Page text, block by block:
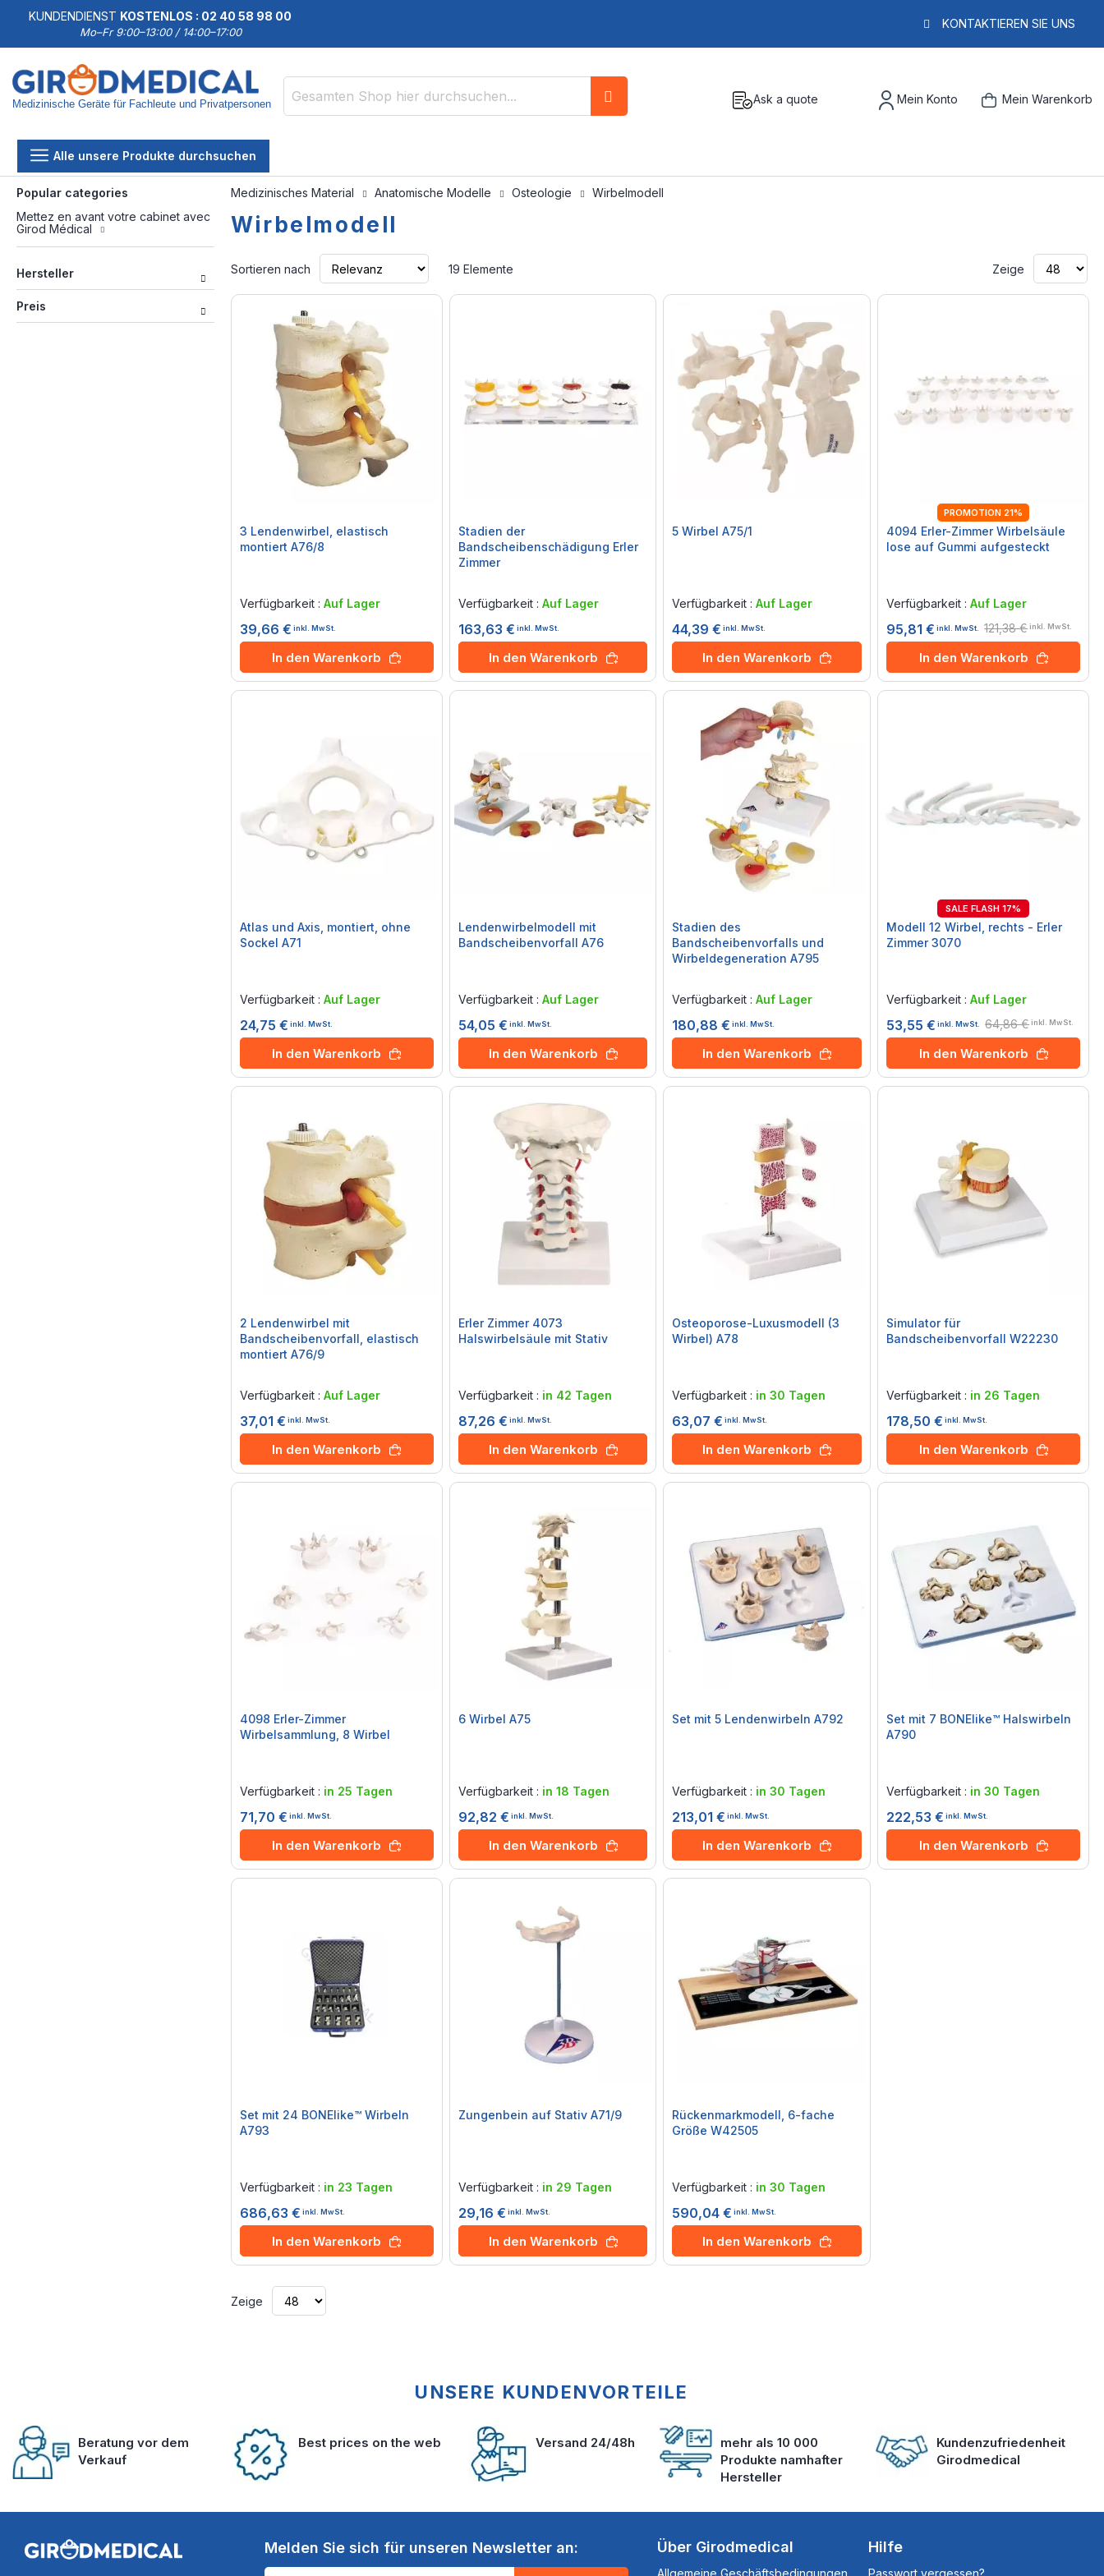
KUNDENDIENST KOSTENLOS : 02 40 58 98 00
Mo–Fr 9:00–13:00 / 14:00–17:00
KONTAKTIEREN SIE UNS
Medizinische Geräte für Fachleute und Privatpersonen Ask a quote Mein Konto Mein Warenkorb
Alle unsere Produkte durchsuchen
Medizinisches Material Anatomische Modelle Osteologie Wirbelmodell
Wirbelmodell
Sortieren nach
sortieren
19 Elemente Zeige
3 Lendenwirbel, elastisch
montiert A76/8
Verfügbarkeit : Auf Lager
39,66 € inkl. MwSt.
In den Warenkorb
Stadien der
Bandscheibenschädigung Erler
Zimmer
Verfügbarkeit : Auf Lager
163,63 € inkl. MwSt.
In den Warenkorb
5 Wirbel A75/1
Verfügbarkeit :Auf Lager
44,39 € inkl. MwSt.
In den Warenkorb
PROMOTION 21%
4094 Erler-Zimmer Wirbelsäule
lose auf Gummi aufgesteckt
Verfügbarkeit :Auf Lager
95,81 € inkl. MwSt. 121,38 € inkl. MwSt.
In den Warenkorb
Atlas und Axis, montiert, ohne
Sockel A71
Verfügbarkeit : Auf Lager
24,75 € inkl. MwSt.
In den Warenkorb
Lendenwirbelmodell mit
Bandscheibenvorfall A76
Verfügbarkeit : Auf Lager
54,05 € inkl. MwSt.
In den Warenkorb
Stadien des
Bandscheibenvorfalls und
Wirbeldegeneration A795
Verfügbarkeit :Auf Lager
180,88 € inkl. MwSt.
In den Warenkorb
SALE FLASH 17%
Modell 12 Wirbel, rechts - Erler
Zimmer 3070
Verfügbarkeit :Auf Lager
53,55 € inkl. MwSt. 64,86 € inkl. MwSt.
In den Warenkorb
2 Lendenwirbel mit
Bandscheibenvorfall, elastisch
montiert A76/9
Verfügbarkeit : Auf Lager
37,01 € inkl. MwSt.
In den Warenkorb
Erler Zimmer 4073
Halswirbelsäule mit Stativ
Verfügbarkeit : in 42 Tagen
87,26 € inkl. MwSt.
In den Warenkorb
Osteoporose-Luxusmodell (3
Wirbel) A78
Verfügbarkeit : in 30 Tagen
63,07 € inkl. MwSt.
In den Warenkorb
Simulator für
Bandscheibenvorfall W22230
Verfügbarkeit : in 26 Tagen
178,50 € inkl. MwSt.
In den Warenkorb
4098 Erler-Zimmer
Wirbelsammlung, 8 Wirbel
Verfügbarkeit : in 25 Tagen
71,70 € inkl. MwSt.
In den Warenkorb
6 Wirbel A75
Verfügbarkeit : in 18 Tagen
92,82 € inkl. MwSt.
In den Warenkorb
Set mit 5 Lendenwirbeln A792
Verfügbarkeit : in 30 Tagen
213,01 € inkl. MwSt.
In den Warenkorb
Set mit 7 BONElike™ Halswirbeln
A790
Verfügbarkeit : in 30 Tagen
222,53 € inkl. MwSt.
In den Warenkorb
Set mit 24 BONElike™ Wirbeln
A793
Verfügbarkeit : in 23 Tagen
686,63 € inkl. MwSt.
In den Warenkorb
Zungenbein auf Stativ A71/9
Verfügbarkeit : in 29 Tagen
29,16 € inkl. MwSt.
In den Warenkorb
Rückenmarkmodell, 6-fache
Größe W42505
Verfügbarkeit : in 30 Tagen
590,04 € inkl. MwSt.
In den Warenkorb
Zeige
Popular categories
Mettez en avant votre cabinet avec
Girod Médical
Hersteller
Preis
UNSERE KUNDENVORTEILE
Beratung vor dem
Verkauf
Best prices on the web Versand 24/48h
mehr als 10 000
Produkte namhafter
Hersteller
Kundenzufriedenheit
Girodmedical
Melden Sie sich für unseren Newsletter an: Über Girodmedical
Allgemeine Geschäftsbedingungen
Hilfe
Passwort vergessen?